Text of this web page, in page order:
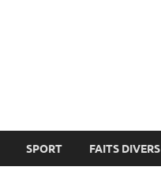
SPORT FAITS DIVERS